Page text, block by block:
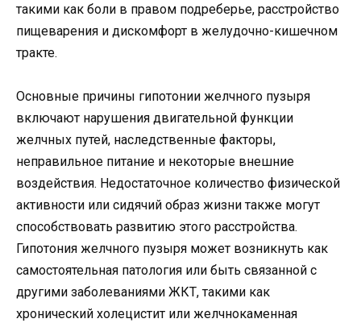
такими как боли в правом подреберье, расстройство
пищеварения и дискомфорт в желудочно-кишечном
тракте.
Основные причины гипотонии желчного пузыря
включают нарушения двигательной функции
желчных путей, наследственные факторы,
неправильное питание и некоторые внешние
воздействия. Недостаточное количество физической
активности или сидячий образ жизни также могут
способствовать развитию этого расстройства.
Гипотония желчного пузыря может возникнуть как
самостоятельная патология или быть связанной с
другими заболеваниями ЖКТ, такими как
хронический холецистит или желчнокаменная